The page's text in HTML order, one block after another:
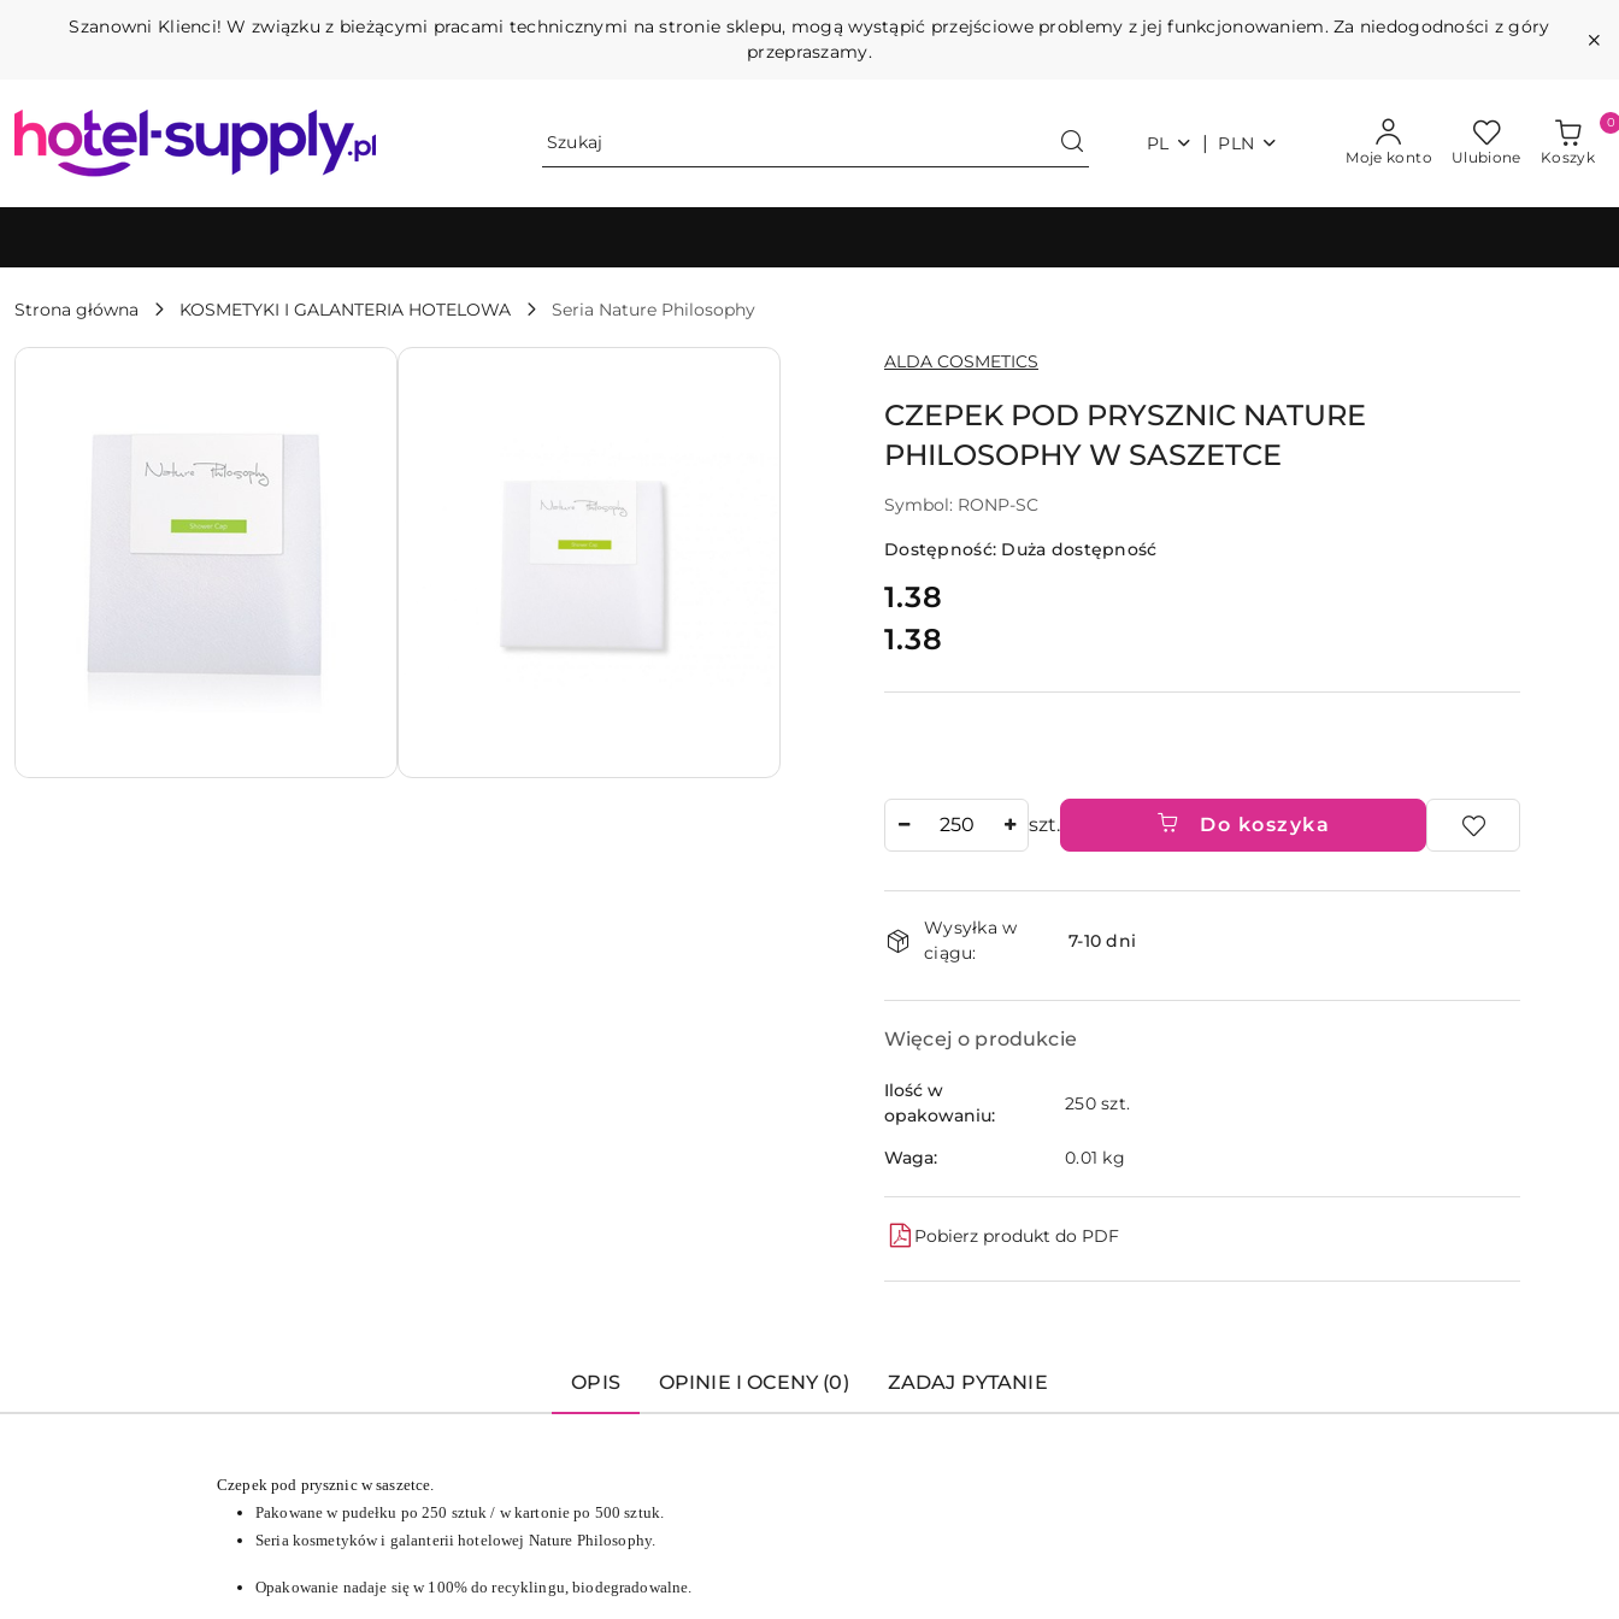
Przejdź do treści głównej
Przejdź do wyszukiwarki
Przejdź do moje konto
Przejdź do menu głównego
Przejdź do opisu produktu
Przejdź do stopki
Szanowni Klienci! W związku z bieżącymi pracami technicznymi na stronie sklepu, mogą wystąpić przejściowe problemy z jej funkcjonowaniem. Za niedogodności z góry
przepraszamy.
PL | PLN
Moje konto Ulubione Koszyk
0
Strona główna KOSMETYKI I GALANTERIA HOTELOWA Seria Nature Philosophy
NAZWA
PRODUCENTA:
ALDA COSMETICS
CZEPEK POD PRYSZNIC NATURE
PHILOSOPHY W SASZETCE
Symbol: RONP-SC
Dostępność: Duża dostępność
cena:
1.38
Cena:
1.38
szt. Do koszyka
i
Wysyłka w
ciągu:
7-10 dni
Więcej o produkcie
Ilość w
opakowaniu:
250 szt.
Waga: 0.01 kg
Pobierz produkt do PDF
OPIS OPINIE I OCENY (0) ZADAJ PYTANIE
Czepek pod prysznic w saszetce.
Pakowane w pudełku po 250 sztuk / w kartonie po 500 sztuk.
Seria kosmetyków i galanterii hotelowej Nature Philosophy.
Opakowanie nadaje się w 100% do recyklingu, biodegradowalne.